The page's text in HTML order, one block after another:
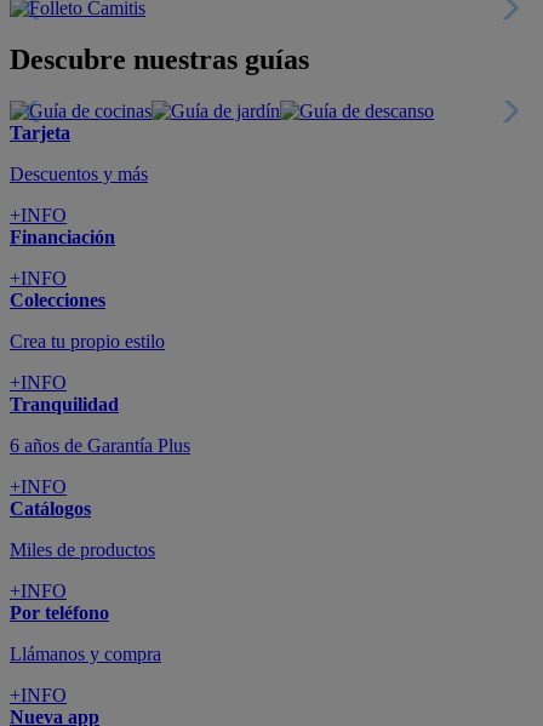
Descubre nuestras guías
Tarjeta
Descuentos y más
+INFO
Financiación
+INFO
Colecciones
Crea tu propio estilo
+INFO
Tranquilidad
6 años de Garantía Plus
+INFO
Catálogos
Miles de productos
+INFO
Por teléfono
Llámanos y compra
+INFO
Nueva app